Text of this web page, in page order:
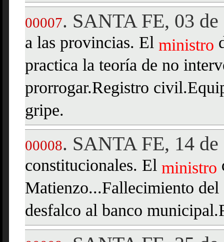
00007. SANTA FE, 03
a las provincias. El ministro
practica la teoría de no
prorrogar.Registro
gripe.
00008. SANTA FE, 14
constitucionales. El ministro
Matienzo...Fallecimiento
desfalco al banco